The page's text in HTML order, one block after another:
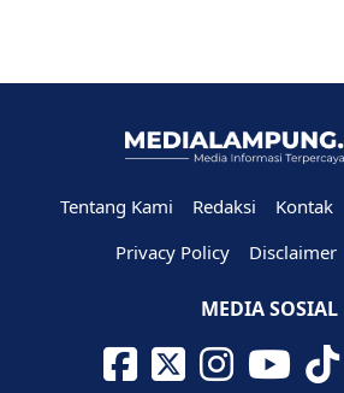
Tentang Kami Redaksi Kontak
Privacy Policy
Disclaimer
MEDIA SOSIAL